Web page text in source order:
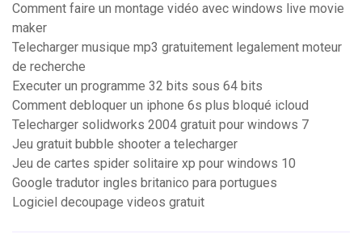
Comment faire un montage vidéo avec windows live movie
maker
Telecharger musique mp3 gratuitement legalement moteur
de recherche
Executer un programme 32 bits sous 64 bits
Comment debloquer un iphone 6s plus bloqué icloud
Telecharger solidworks 2004 gratuit pour windows 7
Jeu gratuit bubble shooter a telecharger
Jeu de cartes spider solitaire xp pour windows 10
Google tradutor ingles britanico para portugues
Logiciel decoupage videos gratuit